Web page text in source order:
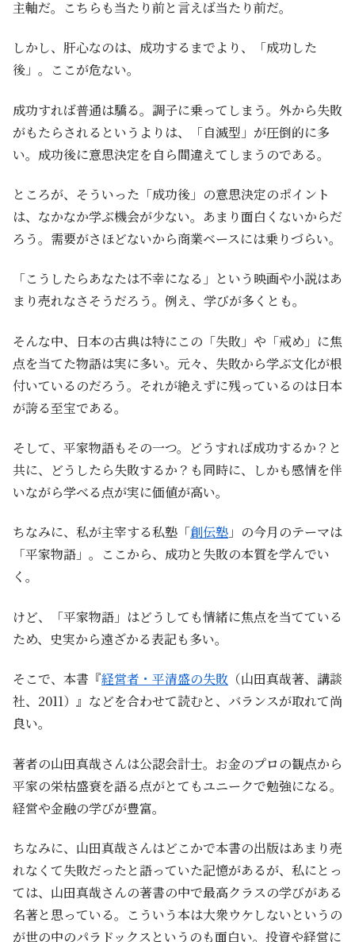
主軸だ。こちらも当たり前と言えば当たり前だ。
しかし、肝心なのは、成功するまでより、「成功した
後」。ここが危ない。
成功すれば普通は驕る。調子に乗ってしまう。外から失敗
がもたらされるというよりは、「自滅型」が圧倒的に多
い。成功後に意思決定を自ら間違えてしまうのである。
ところが、そういった「成功後」の意思決定のポイント
は、なかなか学ぶ機会が少ない。あまり面白くないからだ
ろう。需要がさほどないから商業ベースには乗りづらい。
「こうしたらあなたは不幸になる」という映画や小説はあ
まり売れなさそうだろう。例え、学びが多くとも。
そんな中、日本の古典は特にこの「失敗」や「戒め」に焦
点を当てた物語は実に多い。元々、失敗から学ぶ文化が根
付いているのだろう。それが絶えずに残っているのは日本
が誇る至宝である。
そして、平家物語もその一つ。どうすれば成功するか？と
共に、どうしたら失敗するか？も同時に、しかも感情を伴
いながら学べる点が実に価値が高い。
ちなみに、私が主宰する私塾「創伝塾 」の今月のテーマは
「平家物語」。ここから、成功と失敗の本質を学んでい
く。
けど、「平家物語」はどうしても情緒に焦点を当てている
ため、史実から遠ざかる表記も多い。
そこで、本書『経営者・平清盛の失敗 （山田真哉著、講談
社、2011）』などを合わせて読むと、バランスが取れて尚
良い。
著者の山田真哉さんは公認会計士。お金のプロの観点から
平家の栄枯盛衰を語る点がとてもユニークで勉強になる。
経営や金融の学びが豊富。
ちなみに、山田真哉さんはどこかで本書の出版はあまり売
れなくて失敗だったと語っていた記憶があるが、私にとっ
ては、山田真哉さんの著書の中で最高クラスの学びがある
名著と思っている。こういう本は大衆ウケしないというの
が世の中のパラドックスというのも面白い。投資や経営に